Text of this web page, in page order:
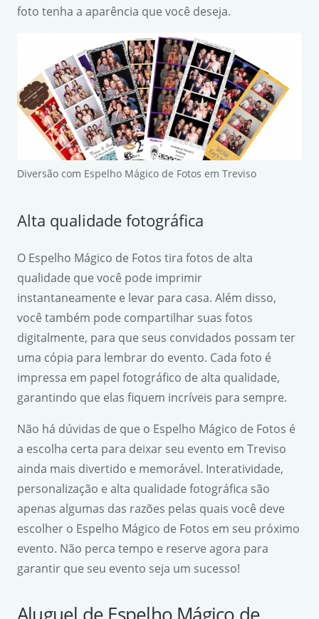
foto tenha a aparência que você deseja.
Diversão com Espelho Mágico de Fotos em Treviso
Alta qualidade fotográfica
O Espelho Mágico de Fotos tira fotos de alta
qualidade que você pode imprimir
instantaneamente e levar para casa. Além disso,
você também pode compartilhar suas fotos
digitalmente, para que seus convidados possam ter
uma cópia para lembrar do evento. Cada foto é
impressa em papel fotográfico de alta qualidade,
garantindo que elas fiquem incríveis para sempre.
Não há dúvidas de que o Espelho Mágico de Fotos é
a escolha certa para deixar seu evento em Treviso
ainda mais divertido e memorável. Interatividade,
personalização e alta qualidade fotográfica são
apenas algumas das razões pelas quais você deve
escolher o Espelho Mágico de Fotos em seu próximo
evento. Não perca tempo e reserve agora para
garantir que seu evento seja um sucesso!
Aluguel de Espelho Mágico de